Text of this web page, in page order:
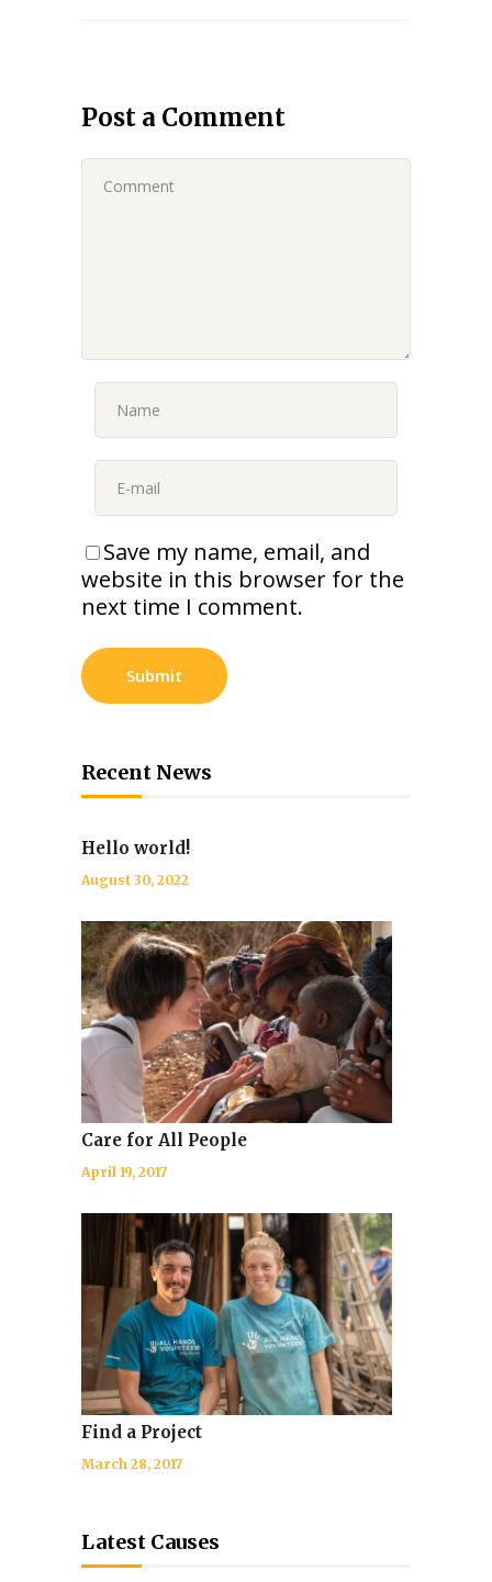
Post a Comment
Save my name, email, and
website in this browser for the
next time I comment.
Recent News
Hello world!
August 30, 2022
Care for All People
April 19, 2017
Find a Project
March 28, 2017
Latest Causes